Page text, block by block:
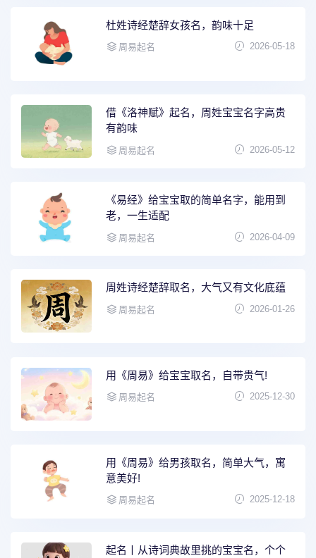
杜姓诗经楚辞女孩名，韵味十足
周易起名 2026-05-18
借《洛神赋》起名，周姓宝宝名字高贵
有韵味
周易起名 2026-05-12
《易经》给宝宝取的简单名字，能用到
老，一生适配
周易起名 2026-04-09
周姓诗经楚辞取名，大气又有文化底蕴
周易起名 2026-01-26
用《周易》给宝宝取名，自带贵气!
周易起名 2025-12-30
用《周易》给男孩取名，简单大气，寓
意美好!
周易起名 2025-12-18
起名丨从诗词典故里挑的宝宝名，个个